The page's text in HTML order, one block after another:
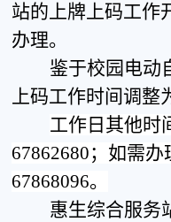
站的上牌上码工作
办理。
鉴于校园电动
上码工作时间调整
工作日其他时
67862680；如需
67868096。
惠生综合服务